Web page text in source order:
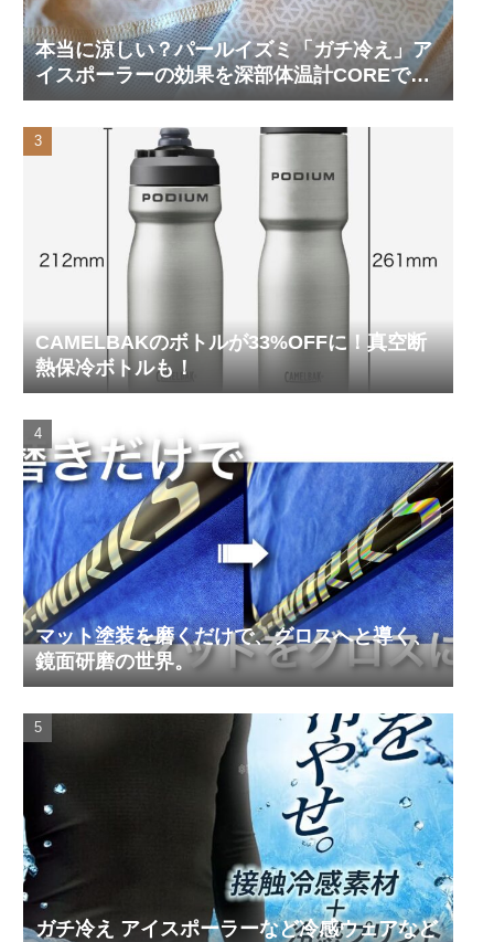
本当に涼しい？パールイズミ「ガチ冷え」ア
イスポーラーの効果を深部体温計COREで測
ってみた
CAMELBAKのボトルが33%OFFに！真空断
熱保冷ボトルも！
マット塗装を磨くだけで、グロスへと導く、
鏡面研磨の世界。
ガチ冷え アイスポーラーなど冷感ウェアなど